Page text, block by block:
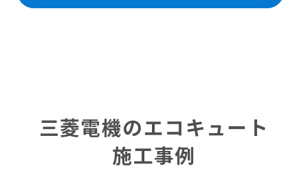
三菱電機のエコキュート
施工事例